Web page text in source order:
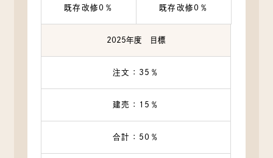
既存改修0％ 既存改修0％
2025年度 目標
注文：35％
建売：15％
合計：50％